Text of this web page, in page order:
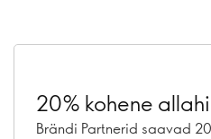
20% kohene
Brändi Partnerid saavad